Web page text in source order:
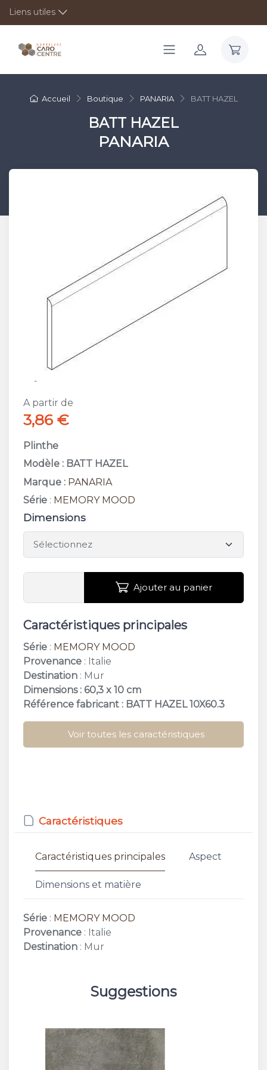
Liens utiles
Accueil Boutique PANARIA BATT HAZEL
BATT HAZEL
PANARIA
A partir de
3,86 €
Plinthe
Modèle : BATT HAZEL
Marque : PANARIA
Série : MEMORY MOOD
Dimensions
Ajouter au panier
Caractéristiques principales
Série : MEMORY MOOD
Provenance : Italie
Destination : Mur
Dimensions : 60,3 x 10 cm
Référence fabricant : BATT HAZEL 10X60.3
Voir toutes les caractéristiques
Caractéristiques
Caractéristiques principales Aspect
Dimensions et matière
Série : MEMORY MOOD
Provenance : Italie
Destination : Mur
Suggestions